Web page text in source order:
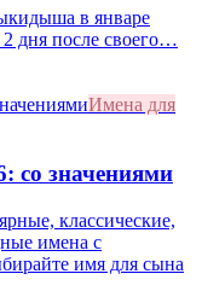
в январе
2 дня после своего…
Имена для
со значениями
классические,
имена с
имя для сына